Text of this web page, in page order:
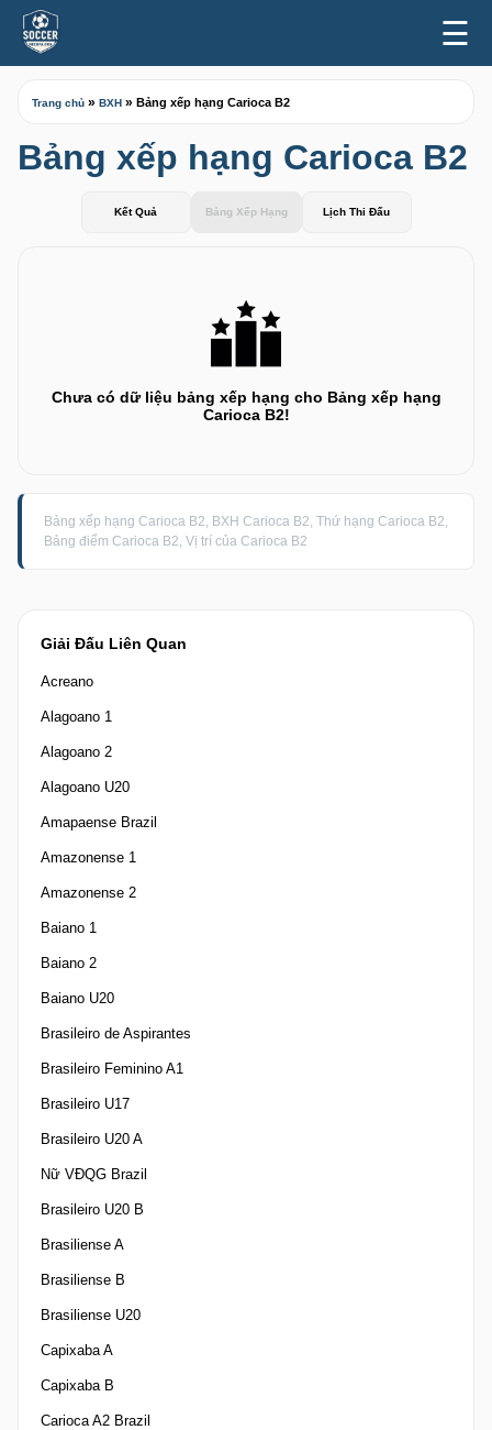
☰
Giải Đấu Liên Quan
Acreano
Alagoano 1
Alagoano 2
Alagoano U20
Amapaense Brazil
Amazonense 1
Amazonense 2
Baiano 1
Baiano 2
Baiano U20
Brasileiro de Aspirantes
Brasileiro Feminino A1
Brasileiro U17
Brasileiro U20 A
Nữ VĐQG Brazil
Brasileiro U20 B
Brasiliense A
Brasiliense B
Brasiliense U20
Capixaba A
Capixaba B
Carioca A2 Brazil
Trang chủ » BXH » Bảng xếp hạng Carioca B2
Bảng xếp hạng Carioca B2
Kết Quả Bảng Xếp Hạng Lịch Thi Đấu
Chưa có dữ liệu bảng xếp hạng cho Bảng xếp hạng
Carioca B2!
Bảng xếp hạng Carioca B2, BXH Carioca B2, Thứ hạng Carioca B2,
Bảng điểm Carioca B2, Vị trí của Carioca B2